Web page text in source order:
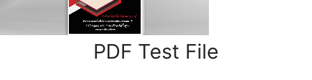
PDF Test File